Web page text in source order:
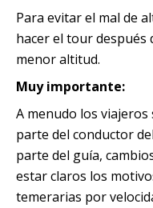
Para evitar el mal de
hacer el tour después
menor altitud.
Muy importante:
A menudo los
parte del conductor
parte del guía,
estar claros los
temerarias por